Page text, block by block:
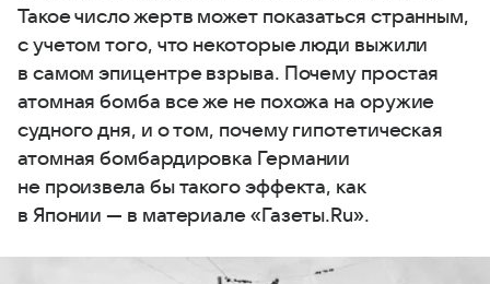
Такое число жертв может показаться странным,
с учетом того, что некоторые люди выжили
в самом эпицентре взрыва. Почему простая
атомная бомба все же не похожа на оружие
судного дня, и о том, почему гипотетическая
атомная бомбардировка Германии
не произвела бы такого эффекта, как
в Японии — в материале «Газеты.Ru».